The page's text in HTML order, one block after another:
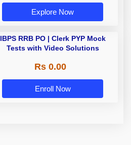
Explore Now
IBPS RRB PO | Clerk PYP Mock
Tests with Video Solutions
Rs 0.00
Enroll Now